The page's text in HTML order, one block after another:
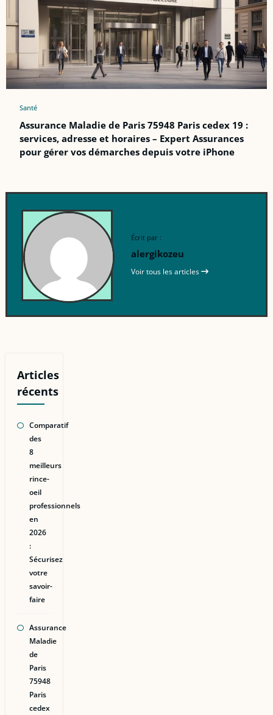
Santé
Assurance Maladie de Paris 75948 Paris cedex 19 :
services, adresse et horaires – Expert Assurances
pour gérer vos démarches depuis votre iPhone
Écrit par :
alergikozeu
Voir tous les articles
Articles
récents
Comparatif
des
8
meilleurs
rince-
oeil
professionnels
en
2026
:
Sécurisez
votre
savoir-
faire
Assurance
Maladie
de
Paris
75948
Paris
cedex